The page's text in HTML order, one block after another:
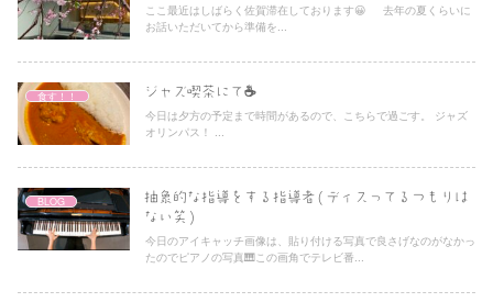
ここ最近はしばらく佐賀滞在しております😀 去年の夏くらいに
お話いただいてから準備を...
食す！！ ジャズ喫茶にて☕️
今日は夕方の予定まで時間があるので、こちらで過ごす。 ジャズ
オリンパス！ ...
BLOG
抽象的な指導をする指導者(ディスってるつもりは
ない笑)
今日のアイキャッチ画像は、貼り付ける写真で良さげなのがなかっ
たのでピアノの写真🎹この画角でテレビ番...